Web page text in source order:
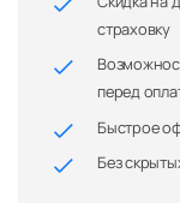
страховку
перед
Быстрое
Без